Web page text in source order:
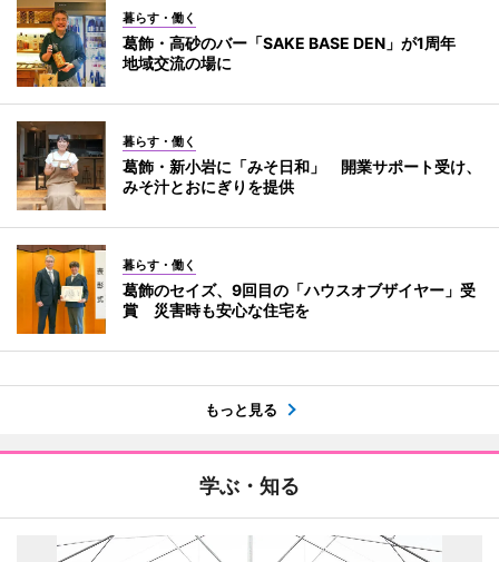
暮らす・働く
葛飾・高砂のバー「SAKE BASE DEN」が1周年
地域交流の場に
暮らす・働く
葛飾・新小岩に「みそ日和」 開業サポート受け、
みそ汁とおにぎりを提供
暮らす・働く
葛飾のセイズ、9回目の「ハウスオブザイヤー」受
賞 災害時も安心な住宅を
もっと見る
学ぶ・知る